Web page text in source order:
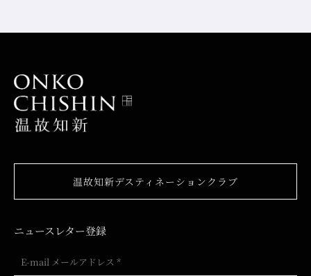
温故知新デスティネーションクラブ
ニュースレター登録